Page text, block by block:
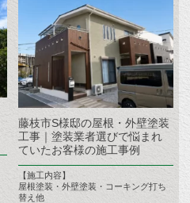
藤枝市S様邸の屋根・外壁塗装
工事｜塗装業者選びで悩まれ
ていたお客様の施工事例
【施工内容】
屋根塗装・外壁塗装・コーキング打ち
替え他